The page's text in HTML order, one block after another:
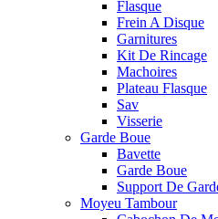
Flasque
Frein A Disque
Garnitures
Kit De Rincage
Machoires
Plateau Flasque
Sav
Visserie
Garde Boue
Bavette
Garde Boue
Support De
Moyeu Tambour